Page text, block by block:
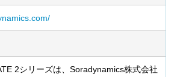
2シリーズは、Soradynamics株式会社